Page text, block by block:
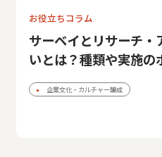
お役立ちコラム
サーベイとリサーチ・
いとは？種類や実施の
企業文化・カルチャー醸成